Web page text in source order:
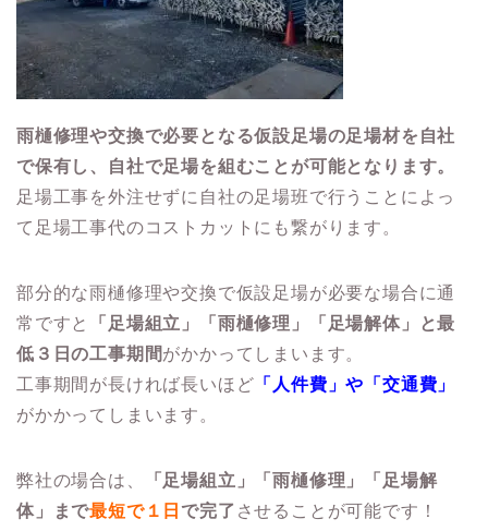
雨樋修理や交換で必要となる仮設足場の足場材を自社
で保有し、自社で足場を組むことが可能となります。
足場工事を外注せずに自社の足場班で行うことによっ
て足場工事代のコストカットにも繋がります。
部分的な雨樋修理や交換で仮設足場が必要な場合に通
常ですと
「足場組立」「雨樋修理」「足場解体」と最
低３日の工事期間がかかってしまいます。
工事期間が長ければ長いほど 「人件費」や「交通費」
がかかってしまいます。
弊社の場合は、
「足場組立」「雨樋修理」「足場解
体」まで最短で１日で完了 させることが可能です！